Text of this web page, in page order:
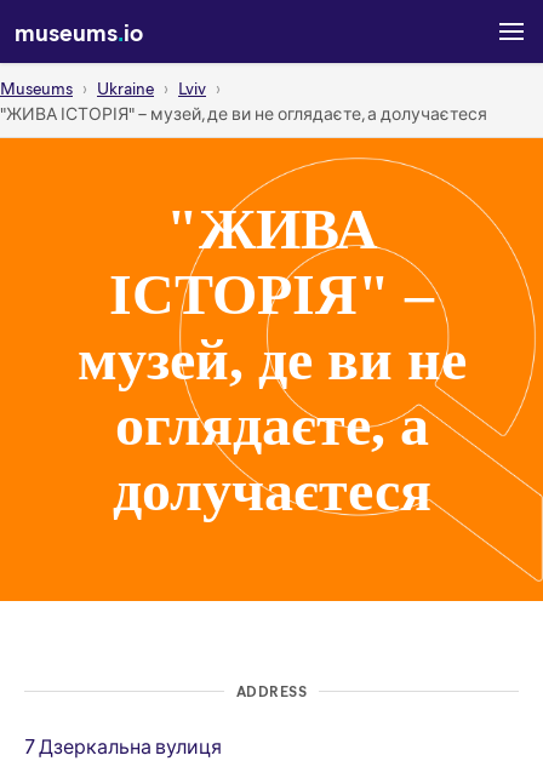
museums.io
Museums Ukraine
Lviv
"ЖИВА ІСТОРІЯ" – музей, де ви не оглядаєте, а долучаєтеся
"ЖИВА
ІСТОРІЯ" –
музей, де ви не
оглядаєте, а
долучаєтеся
ADDRESS
7 Дзеркальна вулиця